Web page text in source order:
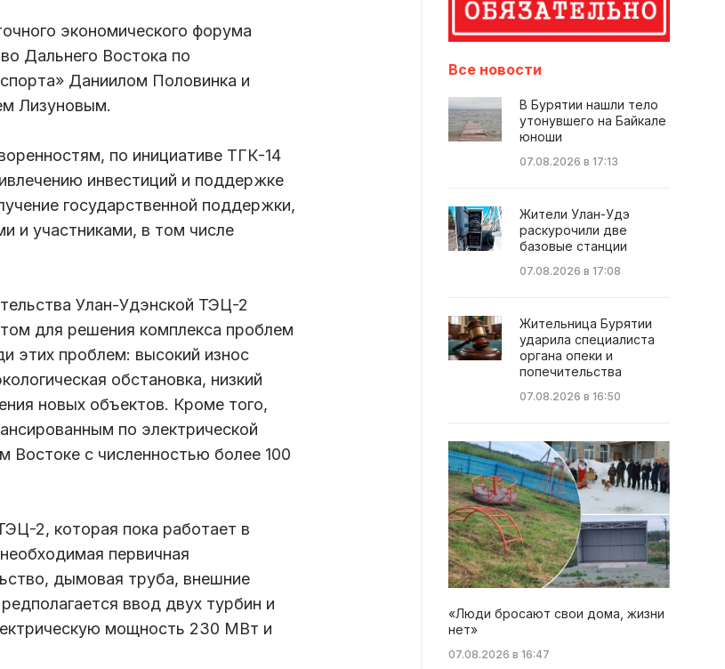
экономического форума
Дальнего Востока по
Даниилом Половинка и
Лизуновым.
по инициативе ТГК-14
инвестиций и поддержке
государственной поддержки,
и участниками, в том числе
Улан-Удэнской ТЭЦ-2
для решения комплекса проблем
этих проблем: высокий износ
обстановка, низкий
новых объектов. Кроме того,
по электрической
с численностью более 100
2, которая пока работает в
первичная
дымовая труба, внешние
ввод двух турбин и
мощность 230 МВт и
Все новости
В Бурятии нашли тело
утонувшего на Байкале
юноши
07.08.2026 в 17:13
Жители Улан-Удэ
раскурочили две
базовые станции
07.08.2026 в 17:08
Жительница Бурятии
ударила специалиста
органа опеки и
попечительства
07.08.2026 в 16:50
«Люди бросают свои дома, жизни
нет»
07.08.2026 в 16:47